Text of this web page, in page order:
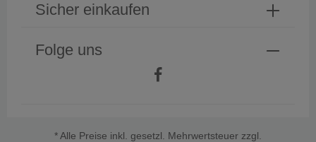
Folge uns
Sicher einkaufen
* Alle Preise inkl. gesetzl. Mehrwertsteuer zzgl.